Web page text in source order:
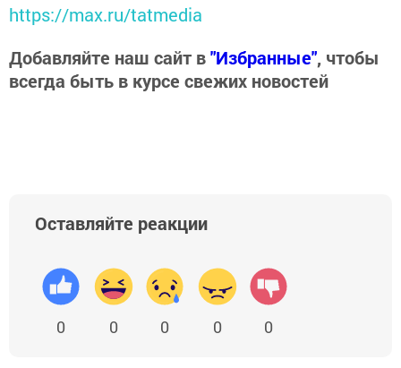
https://max.ru/tatmedia
Добавляйте наш сайт в"Избранные", чтобы
всегда быть в курсе свежих новостей
Оставляйте реакции
0 0 0 0 0